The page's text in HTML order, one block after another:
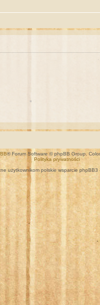
® Forum Software © phpBB Group.
Polityka prywatności
użytkownikom polskie wsparcie phpBB3